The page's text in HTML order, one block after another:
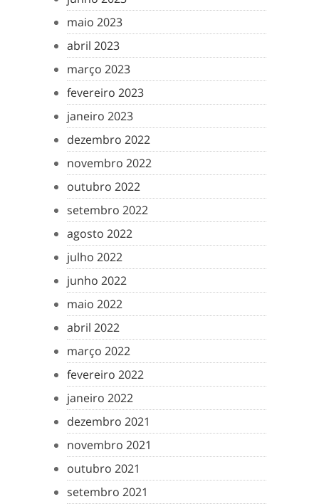
maio 2023
abril 2023
março 2023
fevereiro 2023
janeiro 2023
dezembro 2022
novembro 2022
outubro 2022
setembro 2022
agosto 2022
julho 2022
junho 2022
maio 2022
abril 2022
março 2022
fevereiro 2022
janeiro 2022
dezembro 2021
novembro 2021
outubro 2021
setembro 2021